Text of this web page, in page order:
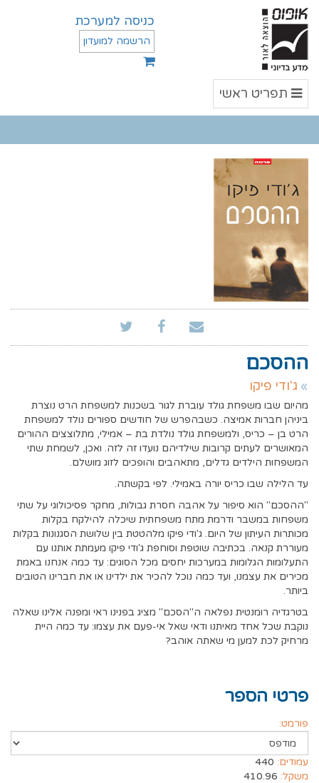
כניסה למערכת
הרשמה למועדון
תפריט
ראשי
תפריט ראשי
ההסכם
ג'ודי פיקו
מהיום שבו משפחת גולד עוברת לגור בשכנות למשפחת הרט נוצרת
ביניהן חברות אמיצה. כשבהפרש של חודשים ספורים נולד למשפחת
הרט בן – כריס, ולמשפחת גולד נולדת בת – אמילי, מתלוצצים ההורים
המאושרים לעתים קרובות שילדיהם נועדו זה לזה. ואכן, לשמחת שתי
המשפחות הילדים גדלים, מתאהבים והופכים לזוג מושלם.
עד הלילה שבו כריס יורה באמילי. לפי בקשתה.
"ההסכם" הוא סיפור על אהבה חסרת גבולות, מחקר פסיכולוגי על שתי
משפחות במשבר ודרמת מתח משפחתית שיכלה להילקח בקלות
מכותרות העיתון של היום. ג'ודי פיקו מלהטטת בין שלושת הסגנונות בקלות
מעוררת קנאה. בכתיבה שוטפת וסוחפת ג'ודי פיקו מעמתת אותנו עם
התעלומות הגלומות במערכות יחסים מכל הסוגים: עד כמה אנחנו באמת
מכירים את עצמנו, ועד כמה נוכל להכיר את ילדינו או את חברינו הטובים
ביותר.
בטרגדיה רומנטית נפלאה ה"הסכם" מציג בפנינו ראי ומפנה אלינו שאלה
נוקבת שכל אחד מאיתנו ודאי שאל אי-פעם את עצמו: עד כמה היית
מרחיק לכת למען מי שאתה אוהב?
פרטי הספר
פורמט:
עמודים: 440
משקל: 410.96